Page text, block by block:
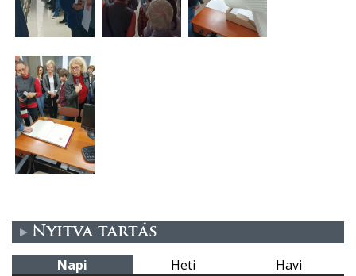
Nyitva tartás
Napi Heti Havi